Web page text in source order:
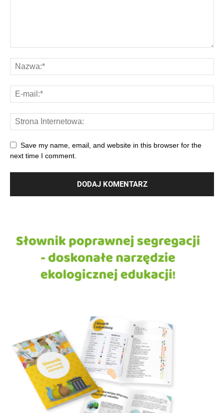
Save my name, email, and website in this browser for the
next time I comment.